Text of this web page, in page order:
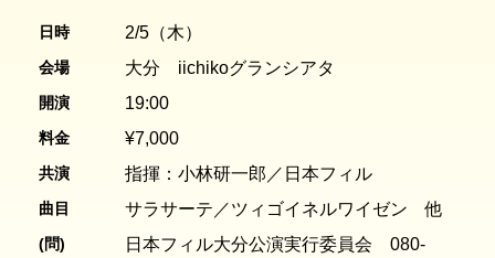
日時 2/5（木）
会場 大分 iichikoグランシアタ
開演 19:00
料金 ¥7,000
共演 指揮：小林研一郎／日本フィル
曲目 サラサーテ／ツィゴイネルワイゼン 他
(問)
日本フィル大分公演実行委員会 080-